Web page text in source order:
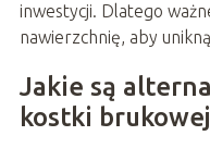
inwestycji. Dlatego
nawierzchnię, aby
Jakie są
kostki